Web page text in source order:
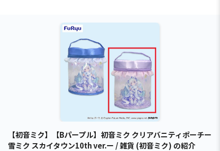
【初音ミク】【Bパープル】初音ミク クリアバニティポーチー
雪ミク スカイタウン10th ver.ー / 雑貨 (初音ミク) の紹介